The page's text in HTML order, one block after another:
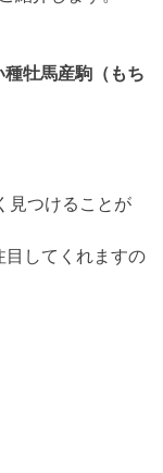
牡馬産駒（もち
見つけることが
目してくれますの